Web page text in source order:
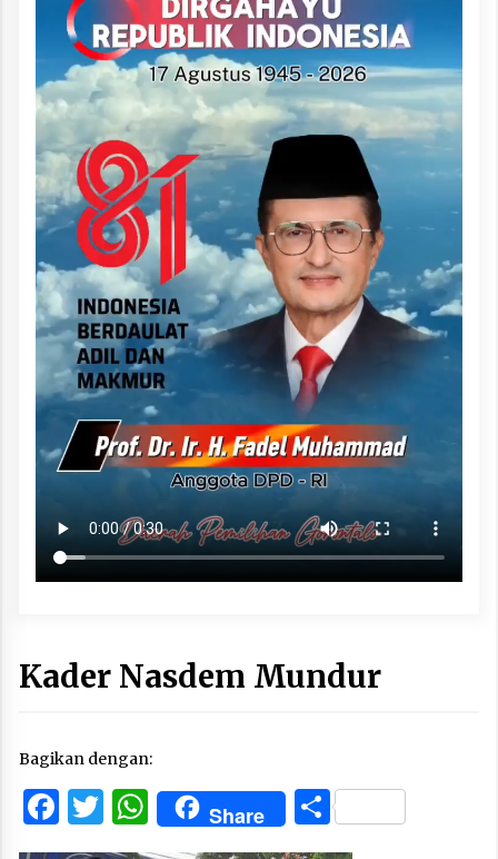
Kader Nasdem Mundur
Bagikan dengan:
Facebook
Twitter
WhatsApp
Share Share